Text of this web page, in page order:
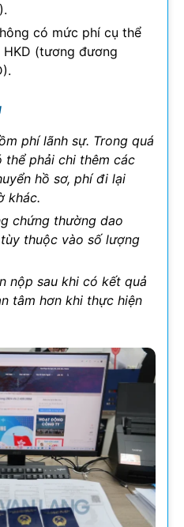
có mức phí cụ thể
(tương đương
phí lãnh sự. Trong quá
thể phải chi thêm các
hồ sơ, phí đi lại
khác.
chứng thường dao
thuộc vào số lượng
nộp sau khi có kết quả
tâm hơn khi thực hiện